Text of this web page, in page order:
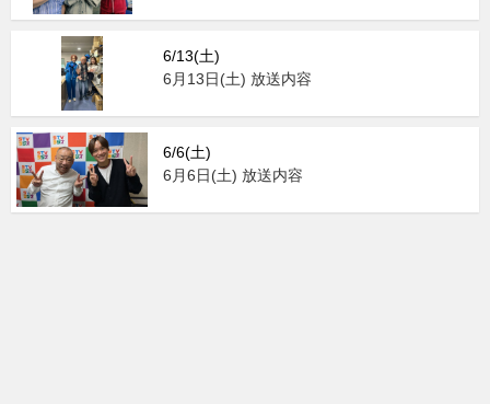
6/13(土)
6月13日(土) 放送内容
6/6(土)
6月6日(土) 放送内容